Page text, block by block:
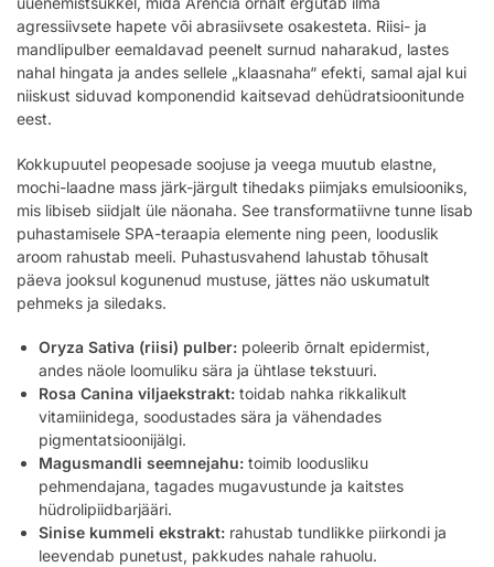
agressiivsete hapete või abrasiivsete osakesteta. Riisi- ja
mandlipulber eemaldavad peenelt surnud naharakud, lastes
nahal hingata ja andes sellele „klaasnaha“ efekti, samal ajal kui
niiskust siduvad komponendid kaitsevad dehüdratsioonitunde
eest.
Kokkupuutel peopesade soojuse ja veega muutub elastne,
mochi-laadne mass järk-järgult tihedaks piimjaks emulsiooniks,
mis libiseb siidjalt üle näonaha. See transformatiivne tunne lisab
puhastamisele SPA-teraapia elemente ning peen, looduslik
aroom rahustab meeli. Puhastusvahend lahustab tõhusalt
päeva jooksul kogunenud mustuse, jättes näo uskumatult
pehmeks ja siledaks.
Oryza Sativa (riisi) pulber: poleerib õrnalt epidermist,
andes näole loomuliku sära ja ühtlase tekstuuri.
Rosa Canina viljaekstrakt: toidab nahka rikkalikult
vitamiinidega, soodustades sära ja vähendades
pigmentatsioonijälgi.
Magusmandli seemnejahu: toimib loodusliku
pehmendajana, tagades mugavustunde ja kaitstes
hüdrolipiidbarjääri.
Sinise kummeli ekstrakt: rahustab tundlikke piirkondi ja
leevendab punetust, pakkudes nahale rahuolu.